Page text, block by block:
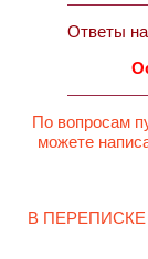
Ответы
По вопросам
можете
В